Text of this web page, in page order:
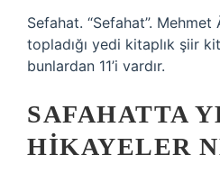
Sefahat. “Sefahat”.
topladığı yedi kitaplık şiir
bunlardan 11’i vardır.
SAFAHATTA
HIKAYELER